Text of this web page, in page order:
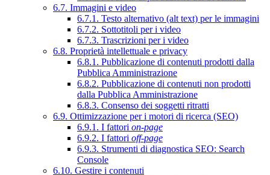
6.7. Immagini e video
6.7.1. Testo alternativo (alt text) per le immagini
6.7.2. Sottotitoli per i video
6.7.3. Trascrizioni per i video
6.8. Proprietà intellettuale e privacy
6.8.1. Pubblicazione di contenuti prodotti dalla
Pubblica Amministrazione
6.8.2. Pubblicazione di contenuti non prodotti
dalla Pubblica Amministrazione
6.8.3. Consenso dei soggetti ritratti
6.9. Ottimizzazione per i motori di ricerca (SEO)
6.9.1. I fattori on-page
6.9.2. I fattori off-page
6.9.3. Strumenti di diagnostica SEO: Search
Console
6.10. Gestire i contenuti